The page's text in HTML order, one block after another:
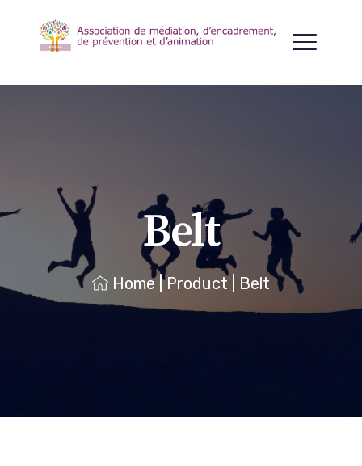
Belt
Home | Product Belt